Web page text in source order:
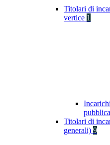
Titolari di
vertice 1
Titolari di
generali) 9